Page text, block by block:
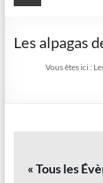
de
Vallée
Les alpagas
Vous êtes ici :
« Tous les